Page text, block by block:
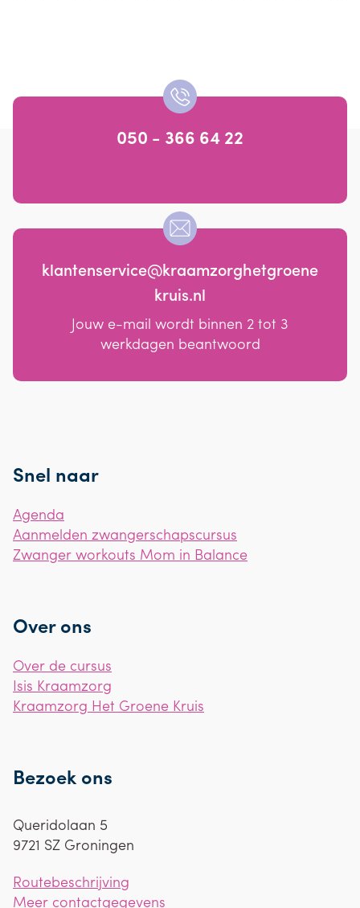
050 - 366 64 22
klantenservice@kraamzorghetgroene
kruis.nl
Jouw e-mail wordt binnen 2 tot 3
werkdagen beantwoord
Snel naar
Agenda
Aanmelden zwangerschapscursus
Zwanger workouts Mom in Balance
Over ons
Over de cursus
Isis Kraamzorg
Kraamzorg Het Groene Kruis
Bezoek ons
Queridolaan 5
9721 SZ Groningen
Routebeschrijving
Meer contactgegevens